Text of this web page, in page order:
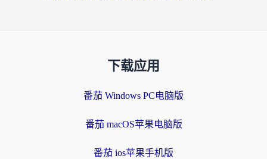
下载应用
番茄 Windows PC电脑版
番茄 macOS苹果电脑版
番茄 ios苹果手机版